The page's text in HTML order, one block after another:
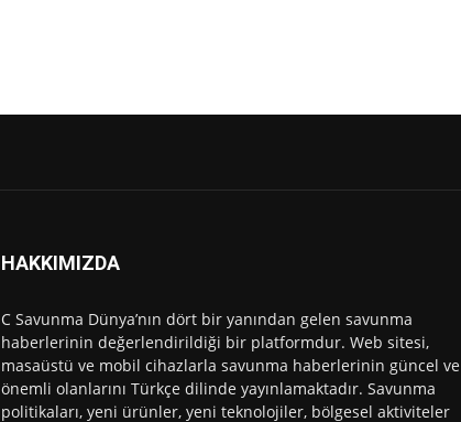
HAKKIMIZDA
C Savunma Dünya’nın dört bir yanından gelen savunma
haberlerinin değerlendirildiği bir platformdur. Web sitesi,
masaüstü ve mobil cihazlarla savunma haberlerinin güncel ve
önemli olanlarını Türkçe dilinde yayınlamaktadır. Savunma
politikaları, yeni ürünler, yeni teknolojiler, bölgesel aktiviteler